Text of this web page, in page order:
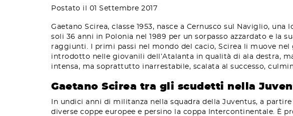
Postato il 01 Settembre 2017
Gaetano Scirea, classe 1953, nasce a Cernusco sul Naviglio,
soli 36 anni in Polonia nel 1989 per un sorpasso azzardato e la
raggiunti. I primi passi nel mondo del cacio, Scirea li muove
introdotto nelle giovanili dell’Atalanta in qualità di ala destra,
intensa, ma soprattutto inarrestabile, scalata al successo,
Gaetano Scirea tra gli scudetti nella
In undici anni di militanza nella squadra della Juventus, a
diverse coppe europee e persino la coppa Intercontinentale. È